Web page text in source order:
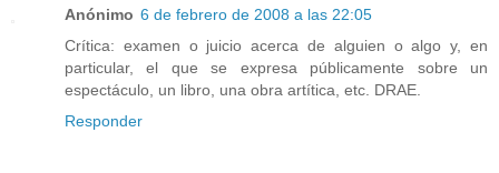
Anónimo 6 de febrero de 2008 a las 22:05
Crítica: examen o juicio acerca de alguien o algo y, en
particular, el que se expresa públicamente sobre un
espectáculo, un libro, una obra artítica, etc. DRAE.
Responder